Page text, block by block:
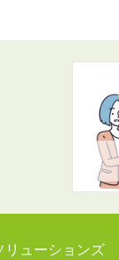
リューションズ